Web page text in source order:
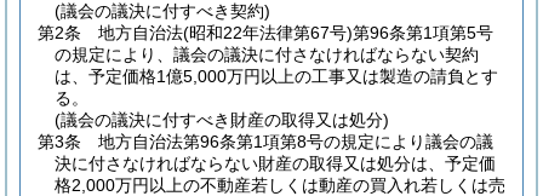
(議会の議決に付すべき契約)
第2条
地方自治法(昭和22年法律第67号)第96条第1項第5号
の規定により、議会の議決に付さなければならない契約
は、予定価格1億5,000万円以上の工事又は製造の請負とす
る。
(議会の議決に付すべき財産の取得又は処分)
第3条
地方自治法第96条第1項第8号の規定により議会の議
決に付さなければならない財産の取得又は処分は、予定価
格2,000万円以上の不動産若しくは動産の買入れ若しくは売